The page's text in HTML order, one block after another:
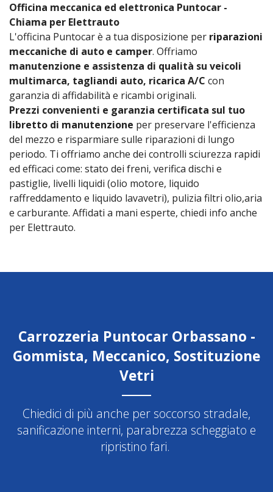
Officina meccanica ed elettronica Puntocar -
Chiama per Elettrauto
L'officina Puntocar è a tua disposizione per riparazioni
meccaniche di auto e camper. Offriamo
manutenzione e assistenza di qualità su veicoli
multimarca, tagliandi auto, ricarica A/C con
garanzia di affidabilità e ricambi originali.
Prezzi convenienti e garanzia certificata sul tuo
libretto di manutenzione per preservare l'efficienza
del mezzo e risparmiare sulle riparazioni di lungo
periodo. Ti offriamo anche dei controlli sciurezza rapidi
ed efficaci come: stato dei freni, verifica dischi e
pastiglie, livelli liquidi (olio motore, liquido
raffreddamento e liquido lavavetri), pulizia filtri olio,aria
e carburante. Affidati a mani esperte, chiedi info anche
per Elettrauto.
Carrozzeria Puntocar Orbassano -
Gommista, Meccanico, Sostituzione
Vetri
Chiedici di più anche per soccorso stradale,
sanificazione interni, parabrezza scheggiato e
ripristino fari.